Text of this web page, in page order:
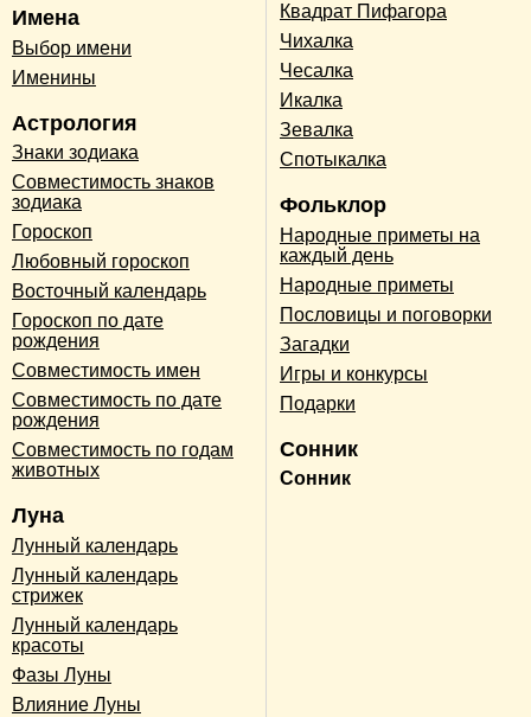
Имена
Выбор имени
Именины
Астрология
Знаки зодиака
Совместимость знаков
зодиака
Гороскоп
Любовный гороскоп
Восточный календарь
Гороскоп по дате
рождения
Совместимость имен
Совместимость по дате
рождения
Совместимость по годам
животных
Луна
Лунный календарь
Лунный календарь
стрижек
Лунный календарь
красоты
Фазы Луны
Влияние Луны
Квадрат Пифагора
Чихалка
Чесалка
Икалка
Зевалка
Спотыкалка
Фольклор
Народные приметы на
каждый день
Народные приметы
Пословицы и поговорки
Загадки
Игры и конкурсы
Подарки
Сонник
Сонник